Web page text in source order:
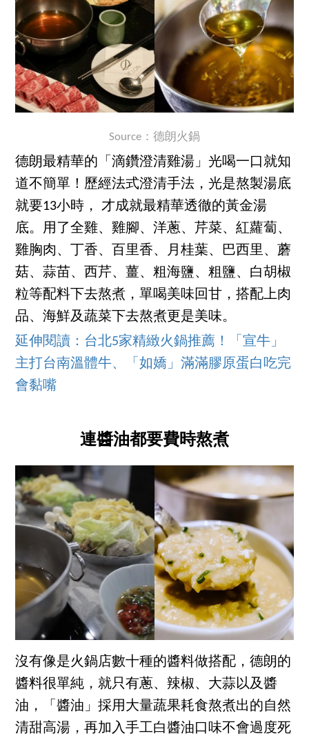
Source：德朗火鍋
德朗最精華的「滴鑽澄清雞湯」光喝一口就知
道不簡單！歷經法式澄清手法，光是熬製湯底
就要13小時， 才成就最精華透徹的黃金湯
底。用了全雞、雞腳、洋蔥、芹菜、紅蘿蔔、
雞胸肉、丁香、百里香、月桂葉、巴西里、蘑
菇、蒜苗、西芹、薑、粗海鹽、粗鹽、白胡椒
粒等配料下去熬煮，單喝美味回甘，搭配上肉
品、海鮮及蔬菜下去熬煮更是美味。
延伸閱讀：台北5家精緻火鍋推薦！「宣牛」
主打台南溫體牛、「如嬌」滿滿膠原蛋白吃完
會黏嘴
連醬油都要費時熬煮
沒有像是火鍋店數十種的醬料做搭配，德朗的
醬料很單純，就只有蔥、辣椒、大蒜以及醬
油，「醬油」採用大量蔬果耗食熬煮出的自然
清甜高湯，再加入手工白醬油口味不會過度死